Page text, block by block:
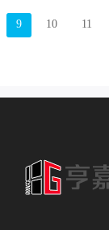
9 10 11